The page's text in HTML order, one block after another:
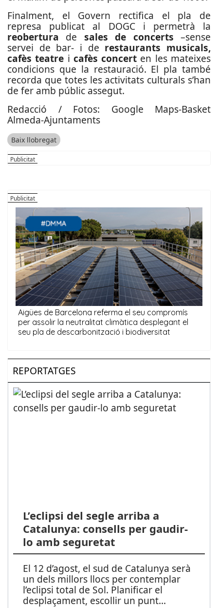
Finalment, el Govern rectifica el pla de
represa publicat al DOGC i permetrà la
reobertura de sales de concerts –sense
servei de bar- i de restaurants musicals,
cafès teatre i cafès concert en les mateixes
condicions que la restauració. El pla també
recorda que totes les activitats culturals s’han
de fer amb públic assegut.
Redacció / Fotos: Google Maps-Basket
Almeda-Ajuntaments
Baix llobregat
REPORTATGES
L’eclipsi del segle arriba a
Catalunya: consells per gaudir-
lo amb seguretat
El 12 d’agost, el sud de Catalunya serà
un dels millors llocs per contemplar
l’eclipsi total de Sol. Planificar el
desplaçament, escollir un punt...